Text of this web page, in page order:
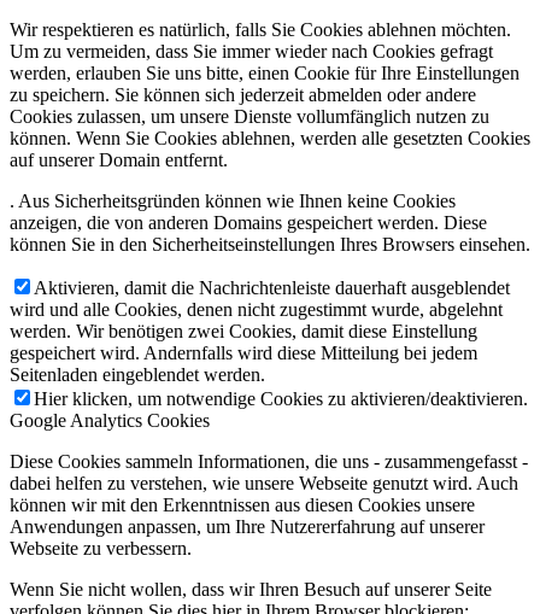
Wir respektieren es natürlich, falls Sie Cookies ablehnen möchten.
Um zu vermeiden, dass Sie immer wieder nach Cookies gefragt
werden, erlauben Sie uns bitte, einen Cookie für Ihre Einstellungen
zu speichern. Sie können sich jederzeit abmelden oder andere
Cookies zulassen, um unsere Dienste vollumfänglich nutzen zu
können. Wenn Sie Cookies ablehnen, werden alle gesetzten Cookies
auf unserer Domain entfernt.
. Aus Sicherheitsgründen können wie Ihnen keine Cookies
anzeigen, die von anderen Domains gespeichert werden. Diese
können Sie in den Sicherheitseinstellungen Ihres Browsers einsehen.
Aktivieren, damit die Nachrichtenleiste dauerhaft ausgeblendet
wird und alle Cookies, denen nicht zugestimmt wurde, abgelehnt
werden. Wir benötigen zwei Cookies, damit diese Einstellung
gespeichert wird. Andernfalls wird diese Mitteilung bei jedem
Seitenladen eingeblendet werden.
Hier klicken, um notwendige Cookies zu aktivieren/deaktivieren.
Google Analytics Cookies
Diese Cookies sammeln Informationen, die uns - zusammengefasst -
dabei helfen zu verstehen, wie unsere Webseite genutzt wird. Auch
können wir mit den Erkenntnissen aus diesen Cookies unsere
Anwendungen anpassen, um Ihre Nutzererfahrung auf unserer
Webseite zu verbessern.
Wenn Sie nicht wollen, dass wir Ihren Besuch auf unserer Seite